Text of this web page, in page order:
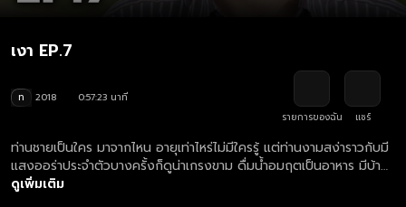
เงา EP.7
ท 2018
0:57:23 นาที
รายการของฉัน
แชร์
ท่านชายเป็นใคร มาจากไหน อายุเท่าไหร่ไม่มีใครรู้ แต่ท่านงามสง่าราวกับมี
แสงออร่าประจำตัวบางครั้งก็ดูน่าเกรงขาม ดื่มน้ำอมฤตเป็นอาหาร มีบ้าน
ใหญ่โตราวกับปราสาทราชวังทรงโบราณ มีบันไดหินทอดยาว เสาหงส์ห้อย
ดูเพิ่มเติม